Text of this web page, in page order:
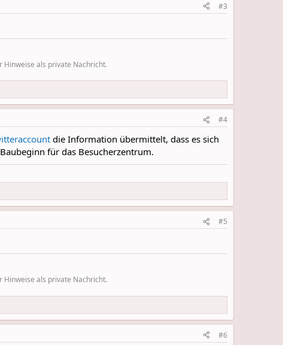
#3
Hinweise als private Nachricht.
#4
die Information übermittelt, dass es sich
für das Besucherzentrum.
#5
Hinweise als private Nachricht.
#6